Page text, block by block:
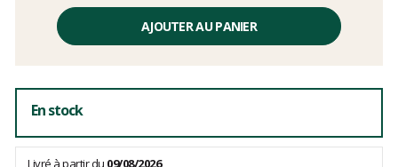
unitaire,
AJOUTER AU PANIER
En stock
Livré à partir du 09/08/2026